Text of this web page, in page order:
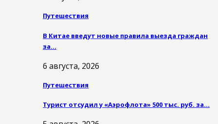
Путешествия
В Китае введут новые правила выезда граждан
за…
6 августа, 2026
Путешествия
Турист отсудил у «Аэрофлота» 500 тыс. руб. за…